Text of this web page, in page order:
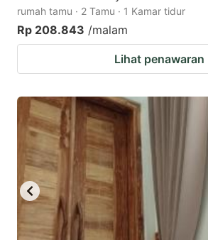
rumah tamu · 2 Tamu · 1 Kamar tidur
Rp 208.843 /malam
Lihat penawaran